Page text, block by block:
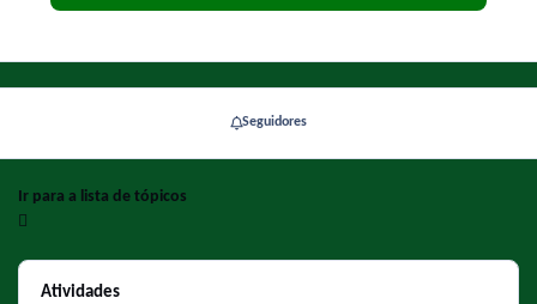
Seguidores
Ir para a lista de tópicos
Atividades